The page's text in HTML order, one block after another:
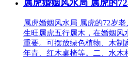
属虎婚姻风水局 属虎的
属虎婚姻风水局 属虎的72岁
生旺属虎五行属木，在婚姻风
重要。可摆放绿色植物、木制
年青、红木桌椅等。二、水木